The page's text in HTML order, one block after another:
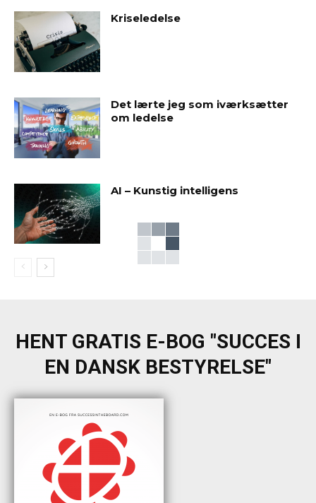
Kriseledelse
Det lærte jeg som iværksætter
om ledelse
AI – Kunstig intelligens
HENT GRATIS E-BOG "SUCCES I
EN DANSK BESTYRELSE"